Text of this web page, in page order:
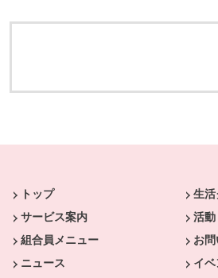
トップ
生活
サービス案内
活動
組合員メニュー
お
ニュース
イベ